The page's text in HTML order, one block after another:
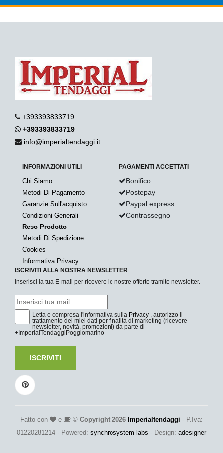
+393393833719
+393393833719
info@imperialtendaggi.it
INFORMAZIONI UTILI
Chi Siamo
Metodi Di Pagamento
Garanzie Sull'acquisto
Condizioni Generali
Reso Prodotto
Metodi Di Spedizione
Cookies
Informativa Privacy
PAGAMENTI ACCETTATI
Bonifico
Postepay
Paypal express
Contrassegno
ISCRIVITI ALLA NOSTRA NEWSLETTER
Inserisci la tua E-mail per ricevere le nostre offerte tramite newsletter.
Letta e compresa l'informativa sulla Privacy , autorizzo il
trattamento dei miei dati per finalità di marketing (ricevere
newsletter, novità, promozioni) da parte di
+ImperialTendaggiPoggiomarino
ISCRIVITI
Fatto con e © Copyright 2026 Imperialtendaggi - P.Iva:
01220281214 - Powered: synchrosystem labs - Design: adesigner